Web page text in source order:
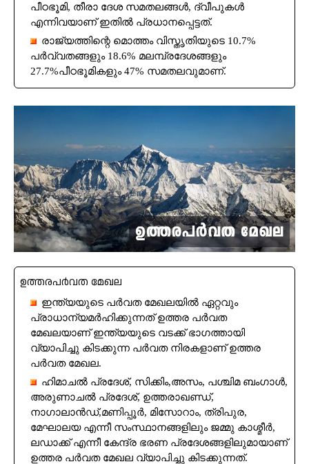
പീഠഭൂമി, തീരാ ദേശ സമതലങ്ങൾ, ദ്വീപുകൾ
എന്നിവയാണ് ഇതിൽ പ്രധാനപ്പെട്ടത്.
രാജ്യത്തിന്റെ മൊത്തം വിസ്തൃതിയുടെ 10.7%
പർവ്വതങ്ങളും 18.6% മലമ്പ്രദേശങ്ങളും
27.7%പീഠഭൂമികളും 47% സമതലവുമാണ്.
ഉത്തരപർവത മേഖല
ഇന്ത്യയുടെ പർവത മേഖലയിൽ ഏറ്റവും
പ്രാധാന്യമർഹിക്കുന്നത് ഉത്തര പർവത
മേഖലയാണ് ഇന്ത്യയുടെ വടക്ക് ഭാഗത്തായി
വ്യാപിച്ചു കിടക്കുന്ന പർവത നിരകളാണ് ഉത്തര
പർവത മേഖല.
ഹിമാചൽ പ്രദേശ്, സിക്കിം,അസം, പശ്ചിമ ബംഗാൾ,
അരുണാചൽ പ്രദേശ്, ഉത്തരാഖണ്ഡ്,
നാഗാലാ‌ൻഡ്,മണിപ്പൂർ, മിസോറാം, ത്രിപുര,
മേഘാലയ എന്നീ സംസ്ഥാനങ്ങളിലും ജമ്മു കാശ്മീർ,
ലഡാക്ക് എന്നീ കേന്ദ്ര ഭരണ പ്രദേശങ്ങളിലുമായാണ്
ഉത്തര പർവത മേഖല വ്യാപിച്ചു കിടക്കുന്നത്.